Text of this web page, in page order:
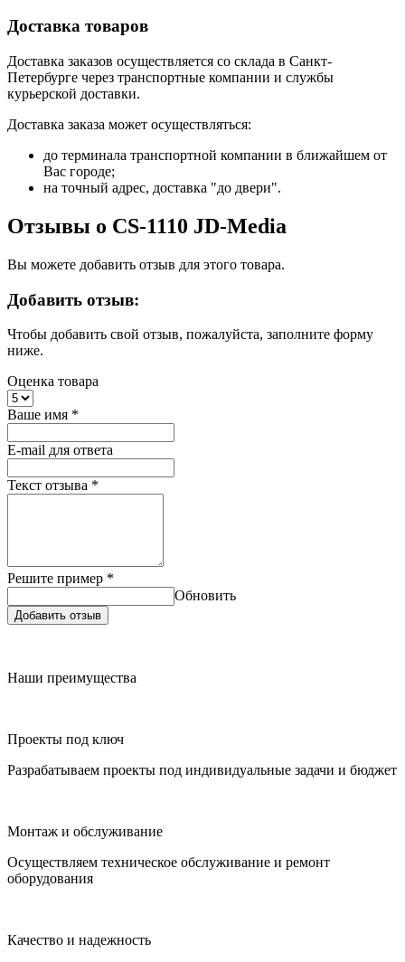
Доставка товаров
Доставка заказов осуществляется со склада в Санкт-
Петербурге через транспортные компании и службы
курьерской доставки.
Доставка заказа может осуществляться:
до терминала транспортной компании в ближайшем от
Вас городе;
на точный адрес, доставка "до двери".
Отзывы о CS-1110 JD-Media
Вы можете добавить отзыв для этого товара.
Добавить отзыв:
Чтобы добавить свой отзыв, пожалуйста, заполните форму
ниже.
Оценка товара
Ваше имя *
E-mail для ответа
Текст отзыва *
Решите пример *
Обновить
Добавить отзыв
Наши преимущества
Проекты под ключ
Разрабатываем проекты под индивидуальные задачи и бюджет
Монтаж и обслуживание
Осуществляем техническое обслуживание и ремонт
оборудования
Качество и надежность